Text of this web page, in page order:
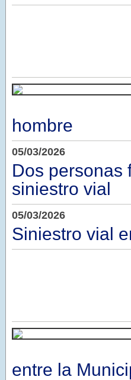
hombre
05/03/2026
Dos personas
siniestro vial
05/03/2026
Siniestro vial
entre la